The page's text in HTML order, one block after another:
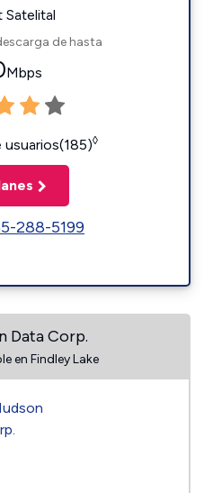
Satelital
de hasta
Mbps
◊
288-5199
Data Corp.
en Findley Lake